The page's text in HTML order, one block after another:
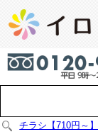
チラシ【710円～】